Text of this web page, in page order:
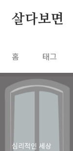
살다보면
홈 태그
심리적인 세상